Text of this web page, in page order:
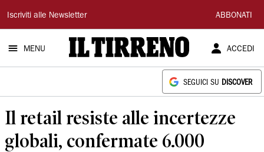
Il
Tirreno
Iscriviti alle Newsletter ABBONATI
MENU ACCEDI
SEGUICI SU DISCOVER
Il retail resiste alle incertezze
globali, confermate 6.000